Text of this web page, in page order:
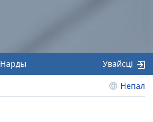
Непал
Нарды Увайсці